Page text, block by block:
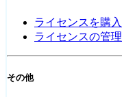
ライセンスを購入
ライセンスの管理
その他